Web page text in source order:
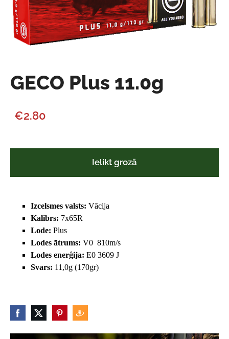
GECO Plus 11.0g
€2.80
Ielikt grozā
Izcelsmes valsts: Vācija
Kalibrs: 7x65R
Lode: Plus
Lodes ātrums: V0 810m/s
Lodes enerģija: E0 3609 J
Svars: 11,0g (170gr)